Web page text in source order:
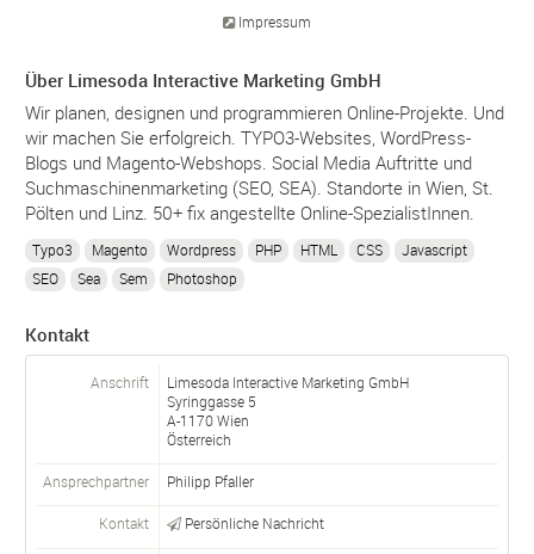
Impressum
Über Limesoda Interactive Marketing GmbH
Wir planen, designen und programmieren Online-Projekte. Und
wir machen Sie erfolgreich. TYPO3-Websites, WordPress-
Blogs und Magento-Webshops. Social Media Auftritte und
Suchmaschinenmarketing (SEO, SEA). Standorte in Wien, St.
Pölten und Linz. 50+ fix angestellte Online-SpezialistInnen.
Typo3 Magento Wordpress PHP HTML CSS
Javascript
SEO
Sea Sem Photoshop
Kontakt
Anschrift
Limesoda Interactive Marketing GmbH
Syringgasse 5
A-1170Wien
Österreich
Ansprechpartner Philipp Pfaller
Kontakt Persönliche Nachricht